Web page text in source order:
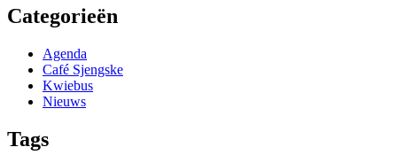
Categorieën
Agenda
Café Sjengske
Kwiebus
Nieuws
Tags